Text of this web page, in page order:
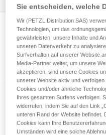
BASIC
Sie entscheiden, welche
Wir (PETZL Distribution SAS)
Technologien, um das
gewährleisten, unsere Inhalte und
unseren Datenverkehr zu
Surfverhalten auf unserer Website
Media-Partner weiter, um unsere
akzeptieren, sind unsere Cookies
unserer Website aktiv und
Cookies und/oder ähnliche
Ihres gesamten Surfens verfolgen.
widerrufen, indem Sie auf den Link
unteren Rand der Website befindet.
Cookies kann Ihre
Umständen wird eine solche